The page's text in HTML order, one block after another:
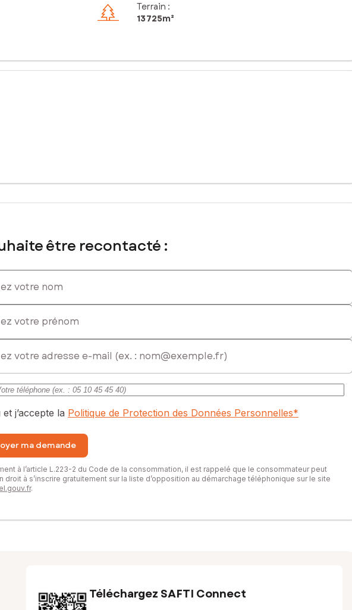
Terrain :
13 725m²
d’un hectare, une opportunité rare sur le secteur.
avec un charmant ruisseau en bordure qui apporte un véritable cachet au lieu.
dans l’un des plus beaux secteurs du Tarn-et-Garonne.
commercial immatriculé au RSAC de Montauban sous le numéro 982 968 505
être recontacté :
nom
prénom
et j’accepte la Politique de Protection des Données Personnelles*
ma demande
à l’article L.223-2 du Code de la consommation, il est rappelé que le consommateur peut
droit à s’inscrire gratuitement sur la liste d’opposition au démarchage téléphonique sur le site
.
Téléchargez SAFTI Connect